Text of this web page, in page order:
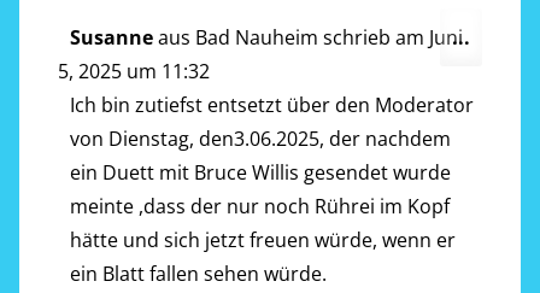
Susanneaus Bad Nauheim schrieb am Juni
5, 2025 um 11:32
Ich bin zutiefst entsetzt über den Moderator
von Dienstag, den3.06.2025, der nachdem
ein Duett mit Bruce Willis gesendet wurde
meinte ,dass der nur noch Rührei im Kopf
hätte und sich jetzt freuen würde, wenn er
ein Blatt fallen sehen würde.
...
ein-/